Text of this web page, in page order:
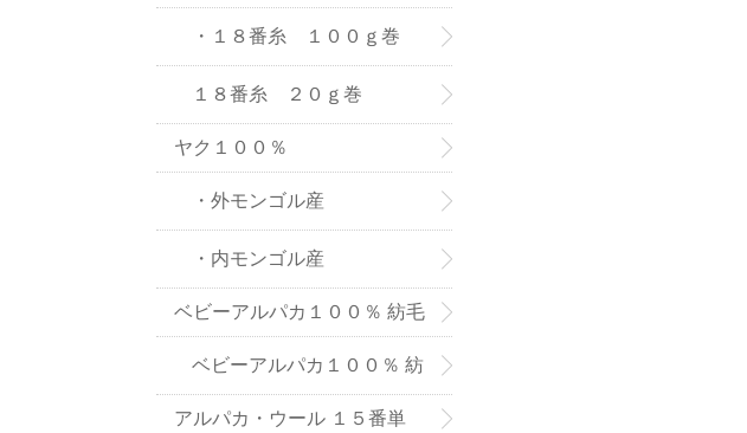
８番糸
・１８番糸 １００ｇ巻
１８番糸 ２０ｇ巻
ヤク１００％
・外モンゴル産
・内モンゴル産
ベビーアルパカ１００％ 紡毛
ベビーアルパカ１００％ 紡
毛糸-２０ｇ巻き
アルパカ・ウール １５番単